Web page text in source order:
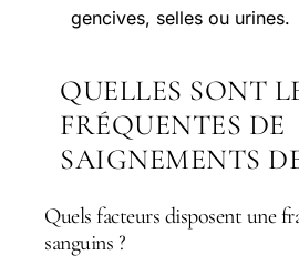
gencives, selles ou urines.
QUELLES SONT
FRÉQUENTES DE
SAIGNEMENTS
Quels facteurs disposent une
sanguins ?